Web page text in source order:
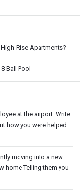
Rise Apartments?
Ball Pool
at the airport. Write
how you were helped
moving into a new
home Telling them you